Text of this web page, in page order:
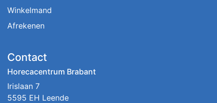
Winkelmand
Afrekenen
Contact
Horecacentrum Brabant
Irislaan 7
5595 EH Leende